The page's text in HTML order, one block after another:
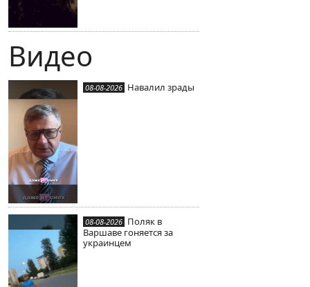
Видео
08-08-2026 Навалил зрады
08-08-2026 Поляк в
Варшаве гоняется за
украинцем